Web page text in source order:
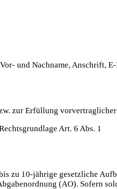
und Nachname, Anschrift,
zur Erfüllung
Art. 6 Abs. 1
zu 10-jährige gesetzliche
(AO). Sofern